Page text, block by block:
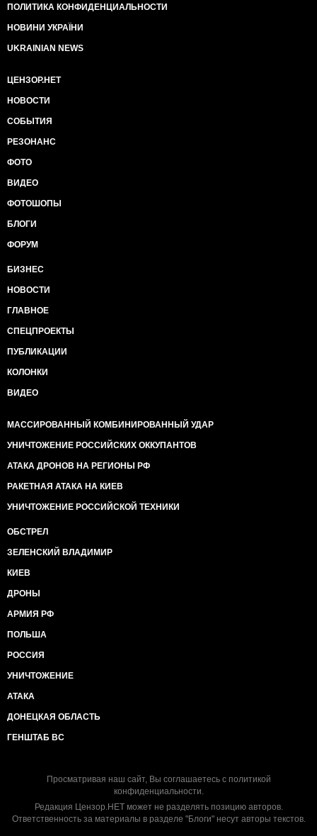
ПОЛИТИКА КОНФИДЕНЦИАЛЬНОСТИ
НОВИНИ УКРАЇНИ
UKRAINIAN NEWS
ЦЕНЗОР.НЕТ
НОВОСТИ
СОБЫТИЯ
РЕЗОНАНС
ФОТО
ВИДЕО
ФОТОШОПЫ
БЛОГИ
ФОРУМ
БИЗНЕС
НОВОСТИ
ГЛАВНОЕ
СПЕЦПРОЕКТЫ
ПУБЛИКАЦИИ
КОЛОНКИ
ВИДЕО
МАССИРОВАННЫЙ КОМБИНИРОВАННЫЙ УДАР
УНИЧТОЖЕНИЕ РОССИЙСКИХ ОККУПАНТОВ
АТАКА ДРОНОВ НА РЕГИОНЫ РФ
РАКЕТНАЯ АТАКА НА КИЕВ
УНИЧТОЖЕНИЕ РОССИЙСКОЙ ТЕХНИКИ
ОБСТРЕЛ
ЗЕЛЕНСКИЙ ВЛАДИМИР
КИЕВ
ДРОНЫ
АРМИЯ РФ
ПОЛЬША
РОССИЯ
УНИЧТОЖЕНИЕ
АТАКА
ДОНЕЦКАЯ ОБЛАСТЬ
ГЕНШТАБ ВС
Просматривая наш сайт, Вы соглашаетесь с политикой
конфиденциальности.
Редакция Цензор.НЕТ может не разделять позицию авторов.
Ответственность за материалы в разделе "Блоги" несут авторы текстов.